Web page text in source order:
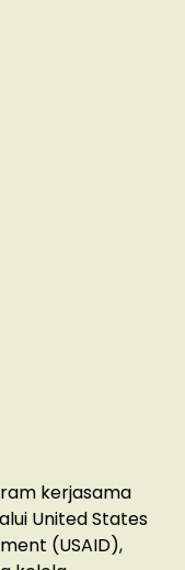
kerjasama
United States
(USAID),